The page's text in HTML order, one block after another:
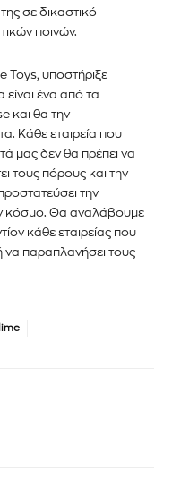
του
σε δικαστικό
ποινών.
Toys, υποστήριξε
ένα από τα
και θα την
Κάθε εταιρεία που
μας δεν θα πρέπει να
τους πόρους και την
την
κόσμο. Θα αναλάβουμε
κάθε εταιρείας που
ή να παραπλανήσει τους